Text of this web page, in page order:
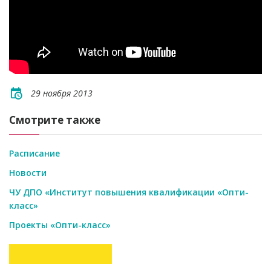
29 ноября 2013
Смотрите также
Расписание
Новости
ЧУ ДПО «Институт повышения квалификации «Опти-
класс»
Проекты «Опти-класс»